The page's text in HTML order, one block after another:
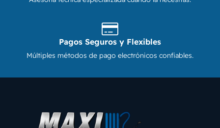
Pagos Seguros y Flexibles
Múltiples métodos de pago electrónicos confiables.